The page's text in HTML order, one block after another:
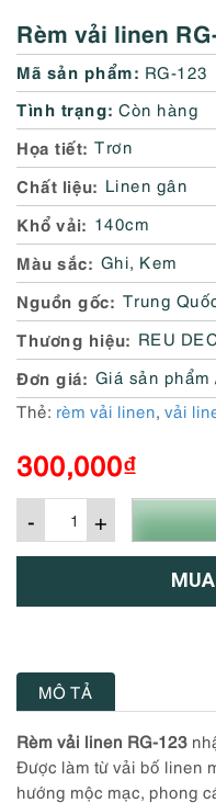
Rèm vải linen
Mã sản phẩm: RG-123
Tình trạng: Còn hàng
Họa tiết Trơn
Chất liệu Linen gân
Khổ vải 140cm
Màu sắc Ghi Kem
Nguồn gốc Trung
Thương hiệu REU
Đơn giá
Giá sản phẩm
Thẻ: rèm vải linen vải
300,000₫
+
-
MÔ TẢ
Rèm vải linen RG-123
Được làm từ vải bố linen
hướng mộc mạc, phong